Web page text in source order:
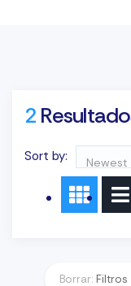
2
Sort by: Newest
Borrar: Filtros